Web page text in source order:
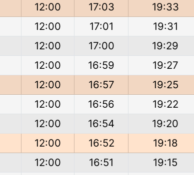
12:00 17:03 19:33
12:00 17:01 19:31
12:00 17:00 19:29
12:00 16:59 19:27
12:00 16:57 19:25
12:00 16:56 19:22
12:00 16:54 19:20
12:00 16:52 19:18
12:00 16:51 19:15